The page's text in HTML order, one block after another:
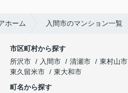
ホーム 入間市のマンション一覧
市区町村から探す
所沢市
入間市 清瀬市 東村山市
東久留米市
東大和市
町名から探す